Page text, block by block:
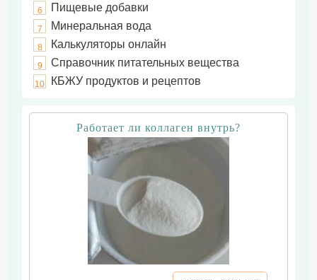
6 Пищевые добавки
7 Минеральная вода
8 Калькуляторы онлайн
9 Справочник питательных вещества
10 КБЖУ продуктов и рецептов
Работает ли коллаген внутрь?